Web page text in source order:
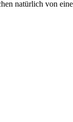
natürlich von